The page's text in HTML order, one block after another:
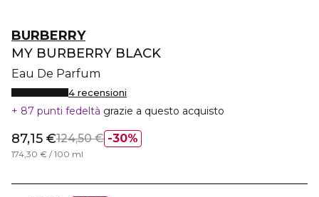
BURBERRY
MY BURBERRY BLACK
Eau De Parfum
4 recensioni
87 punti fedeltà grazie a questo acquisto
30%
87,15 €124,50 €
174,30 € / 100 ml